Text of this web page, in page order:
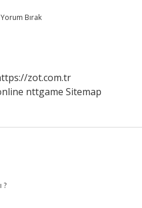
Yorum Bırak
zot.com.tr
nttgame Sitemap
?